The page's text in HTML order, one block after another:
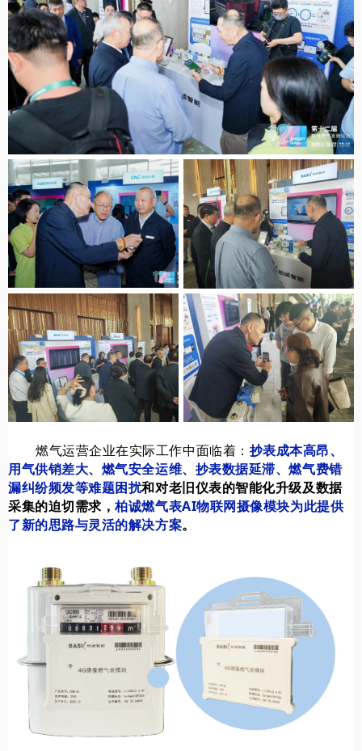
燃气运营企业在实际工作中面临着： 抄表成本高昂、
用气供销差大、燃气安全运维、抄表数据延滞、燃气费错
漏纠纷频发等难题困扰和对老旧仪表的智能化升级及数据
采集的迫切需求，柏诚燃气表AI物联网摄像模块为此提供
了新的思路与灵活的解决方案。